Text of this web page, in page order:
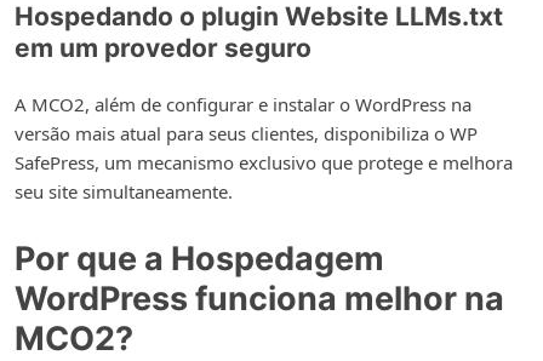
Hospedando o plugin Website LLMs.txt
em um provedor seguro
A MCO2, além de configurar e instalar o WordPress na
versão mais atual para seus clientes, disponibiliza o WP
SafePress, um mecanismo exclusivo que protege e melhora
seu site simultaneamente.
Por que a Hospedagem
WordPress funciona melhor na
MCO2?